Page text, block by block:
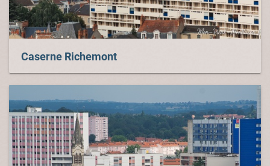
Caserne Richemont